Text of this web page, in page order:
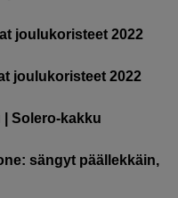
joulukoristeet 2022
joulukoristeet 2022
| Solero-kakku
sängyt päällekkäin,